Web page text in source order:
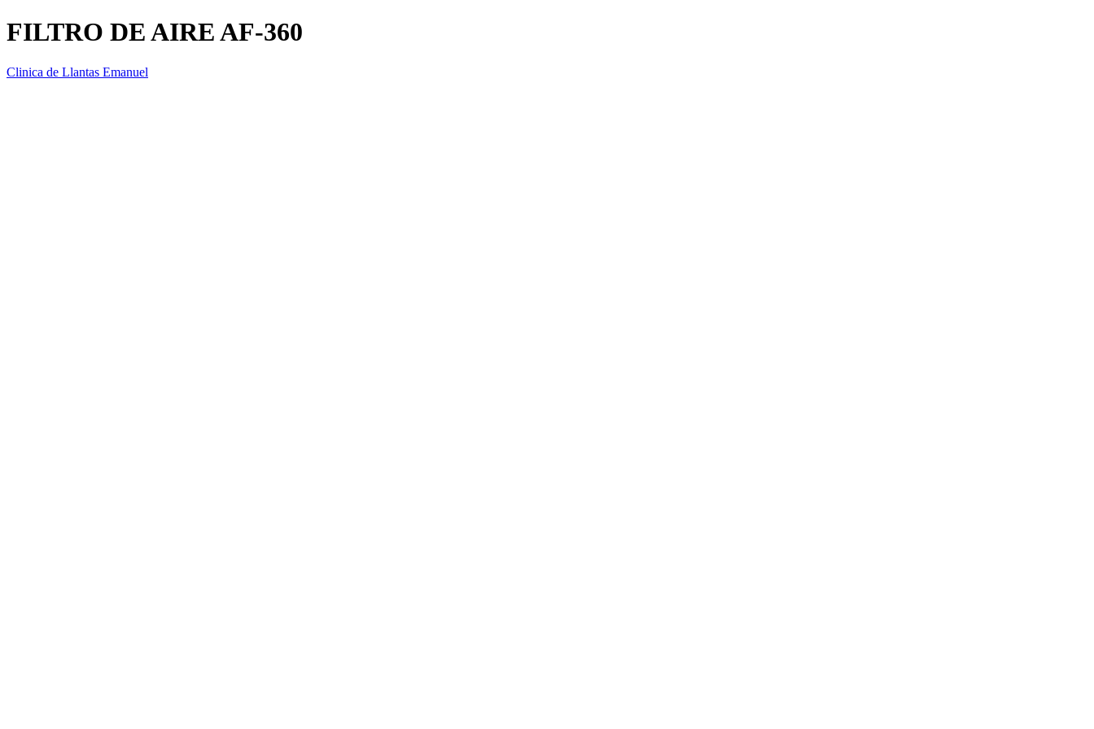
FILTRO DE AIRE AF-360
Clinica de Llantas Emanuel